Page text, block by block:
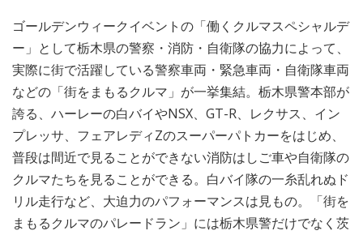
ゴールデンウィークイベントの「働くクルマスペシャルデ
ー」として栃木県の警察・消防・自衛隊の協力によって、
実際に街で活躍している警察車両・緊急車両・自衛隊車両
などの「街をまもるクルマ」が一挙集結。栃木県警本部が
誇る、ハーレーの白バイやNSX、GT-R、レクサス、イン
プレッサ、フェアレディZのスーパーパトカーをはじめ、
普段は間近で見ることができない消防はしご車や自衛隊の
クルマたちを見ることができる。白バイ隊の一糸乱れぬド
リル走行など、大迫力のパフォーマンスは見もの。「街を
まもるクルマのパレードラン」には栃木県警だけでなく茨